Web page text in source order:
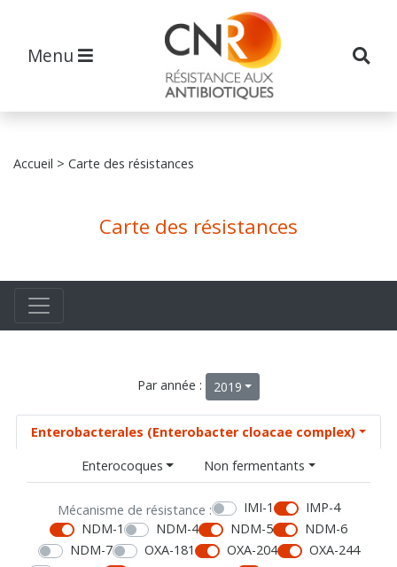
Menu
Accueil > Carte des résistances
Carte des résistances
Par année : 2019
Enterobacterales (Enterobacter cloacae complex)
Enterocoques
Non fermentants
Mécanisme de résistance : IMI-1
IMP-4
NDM-1
NDM-4 NDM-5
NDM-6
NDM-7
OXA-181 OXA-204
OXA-244